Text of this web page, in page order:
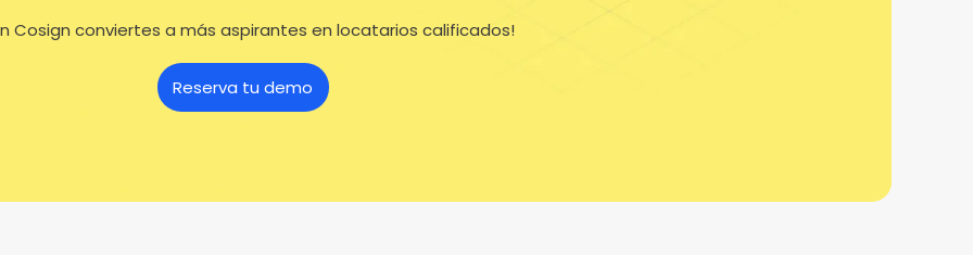
Cosign conviertes a más aspirantes en locatarios calificados!
Reserva tu demo